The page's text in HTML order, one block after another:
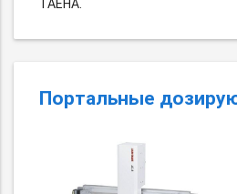
TAEHA.
Портальные